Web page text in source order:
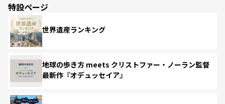
特設ページ
世界遺産ランキング
地球の歩き方 meets クリストファー・ノーラン監督
最新作『オデュッセイア』